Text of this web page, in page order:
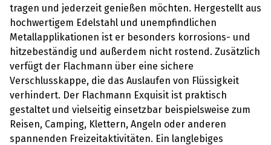
tragen und jederzeit genießen möchten. Hergestellt aus
hochwertigem Edelstahl und unempfindlichen
Metallapplikationen ist er besonders korrosions- und
hitzebeständig und außerdem nicht rostend. Zusätzlich
verfügt der Flachmann über eine sichere
Verschlusskappe, die das Auslaufen von Flüssigkeit
verhindert. Der Flachmann Exquisit ist praktisch
gestaltet und vielseitig einsetzbar beispielsweise zum
Reisen, Camping, Klettern, Angeln oder anderen
spannenden Freizeitaktivitäten. Ein langlebiges